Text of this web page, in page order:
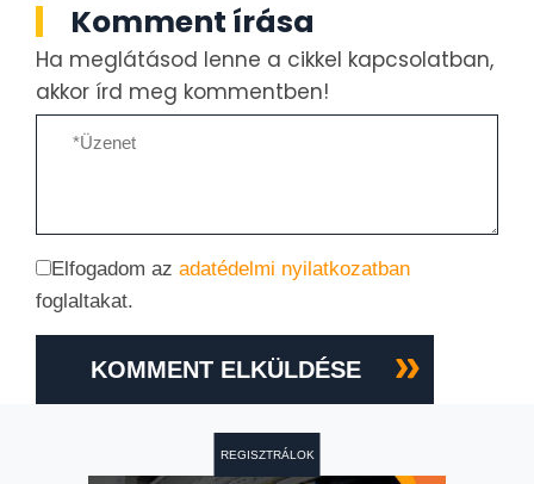
Komment írása
Ha meglátásod lenne a cikkel kapcsolatban,
akkor írd meg kommentben!
Elfogadom az adatédelmi nyilatkozatban
foglaltakat.
KOMMENT ELKÜLDÉSE
REGISZTRÁLOK